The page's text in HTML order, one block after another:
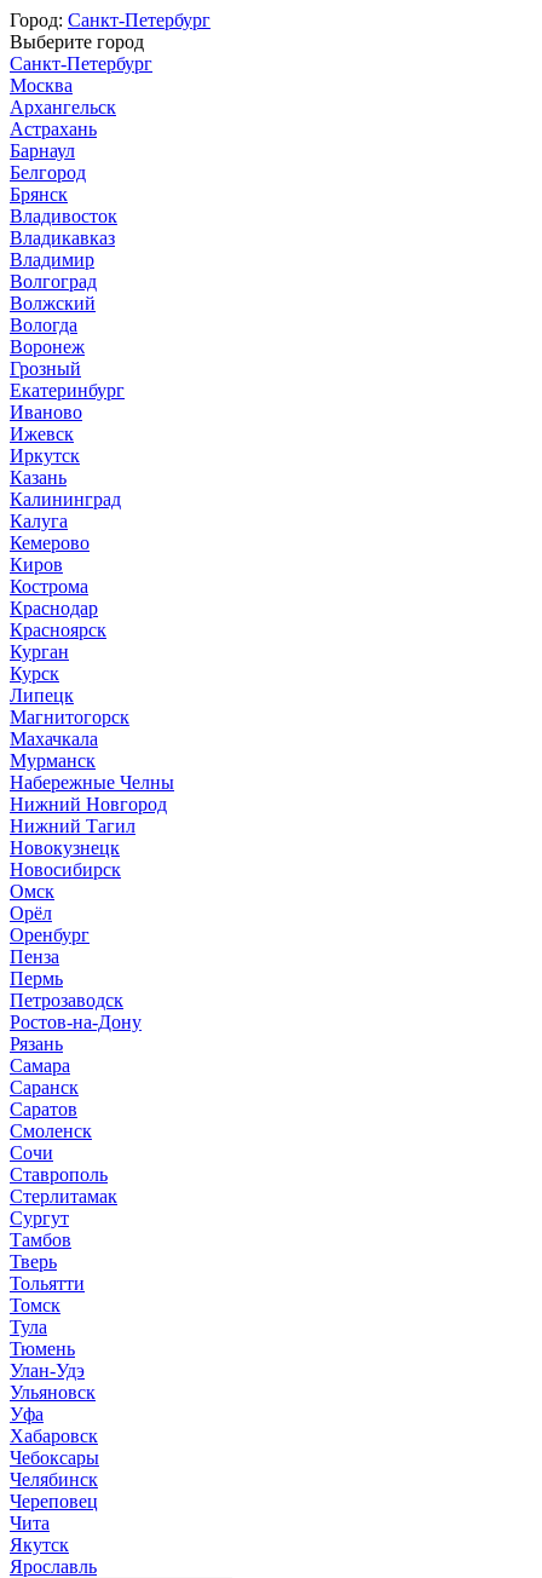
Город: Санкт-Петербург
Выберите город
Санкт-Петербург
Москва
Архангельск
Астрахань
Барнаул
Белгород
Брянск
Владивосток
Владикавказ
Владимир
Волгоград
Волжский
Вологда
Воронеж
Грозный
Екатеринбург
Иваново
Ижевск
Иркутск
Казань
Калининград
Калуга
Кемерово
Киров
Кострома
Краснодар
Красноярск
Курган
Курск
Липецк
Магнитогорск
Махачкала
Мурманск
Набережные Челны
Нижний Новгород
Нижний Тагил
Новокузнецк
Новосибирск
Омск
Орёл
Оренбург
Пенза
Пермь
Петрозаводск
Ростов-на-Дону
Рязань
Самара
Саранск
Саратов
Смоленск
Сочи
Ставрополь
Стерлитамак
Сургут
Тамбов
Тверь
Тольятти
Томск
Тула
Тюмень
Улан-Удэ
Ульяновск
Уфа
Хабаровск
Чебоксары
Челябинск
Череповец
Чита
Якутск
Ярославль